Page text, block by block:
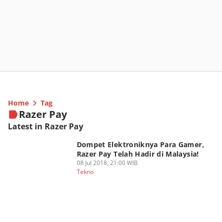
Home Tag
Razer Pay
Latest in Razer Pay
Dompet Elektroniknya Para Gamer,
Razer Pay Telah Hadir di Malaysia!
08 Jul 2018, 21:00 WIB
Tekno